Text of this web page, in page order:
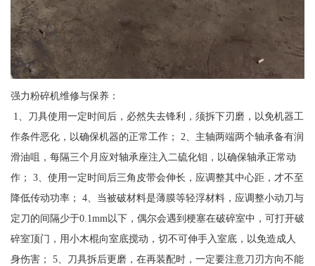
强力粉碎机维修与保养：
1、刀具使用一定时间后，必然失去锋利，须拆下刃磨，以免机器工
作条件恶化，以确保机器的正常工作； 2、主轴两端两个轴承备有润
滑油咀，每隔三个月应对轴承座注入二硫化钼，以确保轴承正常动
作； 3、使用一定时间后三角皮带会伸长，应调整其中心距，才不至
降低传动功率； 4、当被破材料是薄膜等轻浮材料，应调整小动刀与
定刀的间隔少于0.1mm以下，偶尔会遇到梗塞在破碎室中，可打开破
碎室顶门，用小木棍向室底搅动，切不可伸手入室底，以免造成人
身伤害； 5、刀具拆后更磨，在再装配时，一定要注意刀刃方向不能